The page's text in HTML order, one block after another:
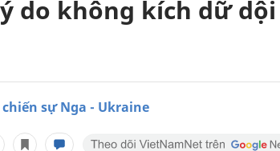
do không kích dữ
sự Nga - Ukraine